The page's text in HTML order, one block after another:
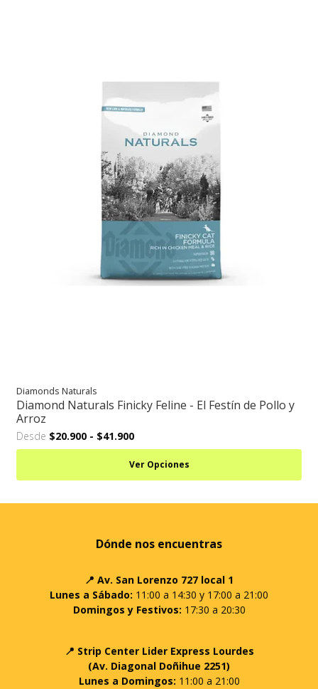
Diamonds Naturals
Diamond Naturals Finicky Feline - El Festín de Pollo y
Arroz
Desde $20.900 - $41.900
Ver Opciones
Dónde nos encuentras
📍 Av. San Lorenzo 727 local 1
Lunes a Sábado: 11:00 a 14:30 y 17:00 a 21:00
Domingos y Festivos: 17:30 a 20:30
📍 Strip Center Lider Express Lourdes
(Av. Diagonal Doñihue 2251)
Lunes a Domingos: 11:00 a 21:00